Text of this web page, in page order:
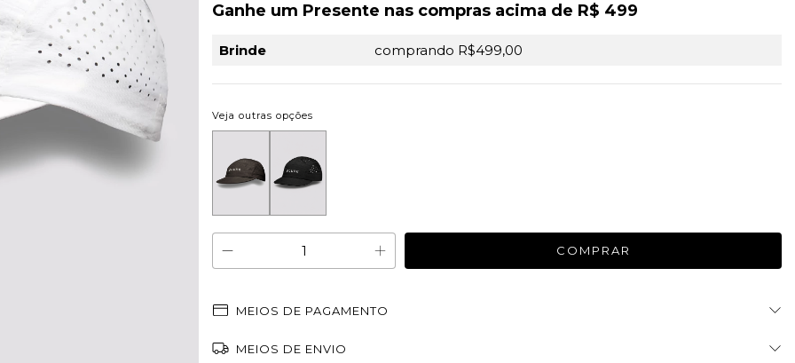
Ganhe um Presente nas compras acima de R$ 499
Brinde comprando R$499,00
Veja outras opções
MEIOS DE PAGAMENTO
MEIOS DE ENVIO